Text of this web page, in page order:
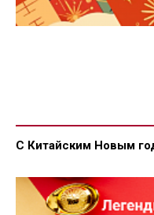
С Китайским Новым